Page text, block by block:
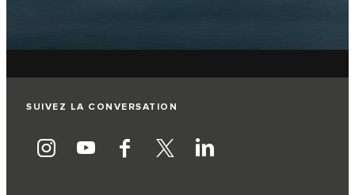
SUIVEZ LA CONVERSATION